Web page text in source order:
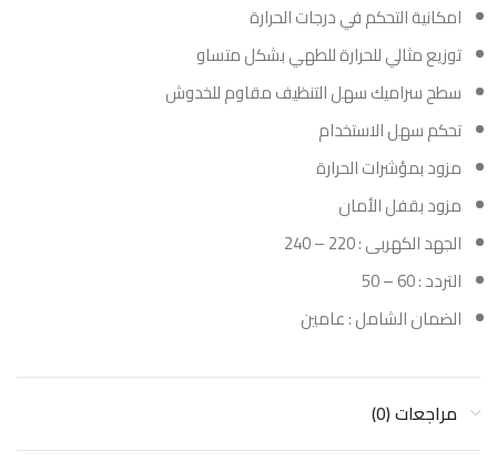
امكانية التحكم في درجات الحرارة
توزيع مثالي للحرارة للطهي بشكل متساو
سطح سراميك سهل التنظيف مقاوم للخدوش
تحكم سهل الاستخدام
مزود بمؤشرات الحرارة
مزود بقفل الأمان
الجهد الكهربى : 220 – 240
التردد : 60 – 50
الضمان الشامل : عامين
مراجعات (0)